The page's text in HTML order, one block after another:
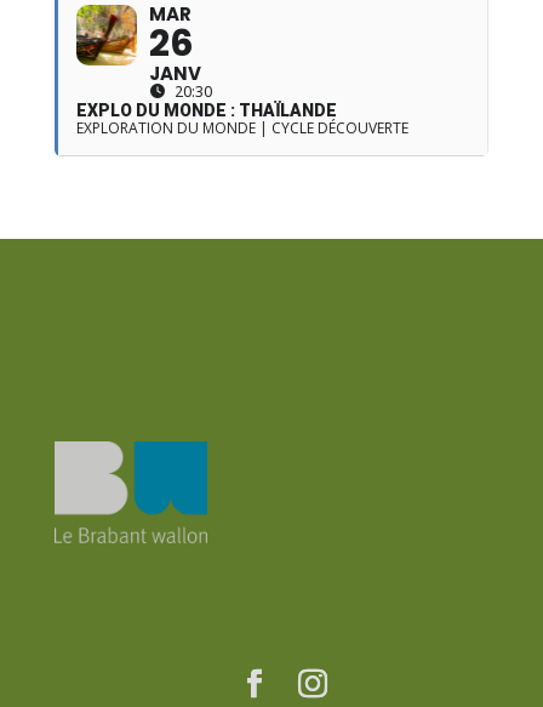
MAR
26
JANV
20:30
EXPLO DU MONDE : THAÏLANDE
EXPLORATION DU MONDE | CYCLE DÉCOUVERTE